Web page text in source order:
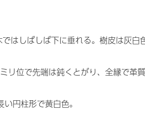
しばしば下に垂れる。樹皮は灰白
位で先端は鈍くとがり、全縁で革
円柱形で黄白色。